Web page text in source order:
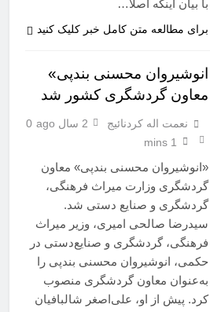
با بیان اینکه اصلاً…
برای مطالعه متن کامل خبر کلیک کنید
انوشیروان محسنی بندپی»
معاون گردشگری کشور شد
نعمت اله کردنائیج 2 سال ago
0
1 mins
«انوشیروان محسنی بندپی» معاون
گردشگری وزارت میراث فرهنگی،
گردشگری و صنایع دستی شد.
سیدرضا صالحی امیری، وزیر میراث‌
فرهنگی، گردشگری و صنایع‌دستی در
حکمی، انوشیروان محسنی بندپی را
به‌عنوان معاون گردشگری منصوب
کرد. پیش از او، علی‌اصغر شالبافیان